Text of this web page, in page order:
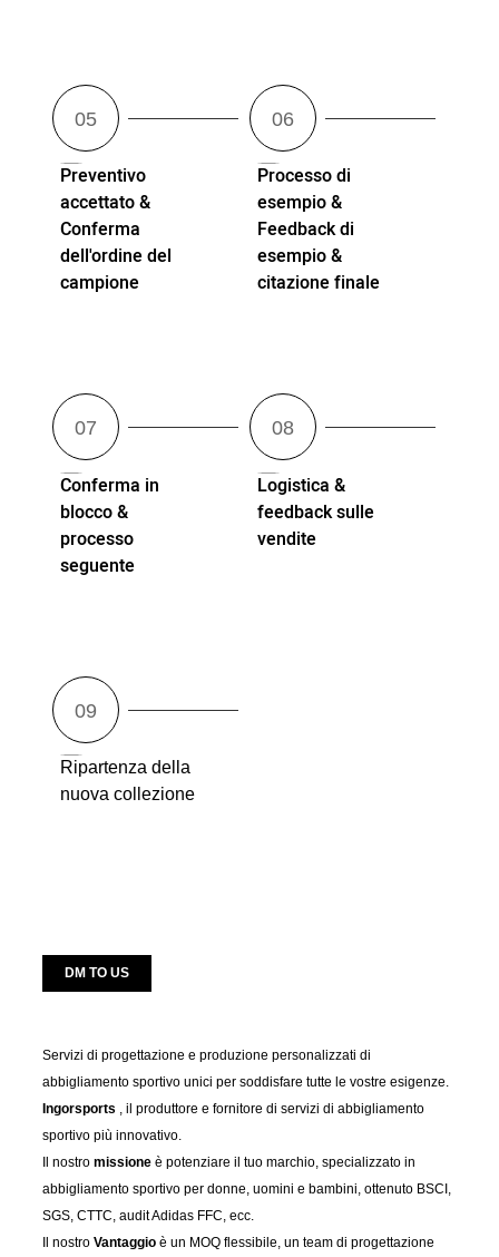
Preventivo
accettato &
Conferma
dell'ordine del
campione
Processo di
esempio &
Feedback di
esempio &
citazione finale
Conferma in
blocco &
processo
seguente
Logistica &
feedback sulle
vendite
Ripartenza della
nuova collezione
DM TO US
Servizi di progettazione e produzione personalizzati di
abbigliamento sportivo unici per soddisfare tutte le vostre esigenze.
Ingorsports
, il produttore e fornitore di servizi di abbigliamento
sportivo più innovativo.
Il nostromissioneè potenziare il tuo marchio, specializzato in
abbigliamento sportivo per donne, uomini e bambini, ottenuto BSCI,
SGS, CTTC, audit Adidas FFC, ecc.
Il nostroVantaggioè un MOQ flessibile, un team di progettazione